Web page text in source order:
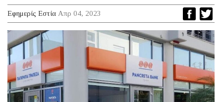
Εφημερίς Εστία Απρ 04, 2023